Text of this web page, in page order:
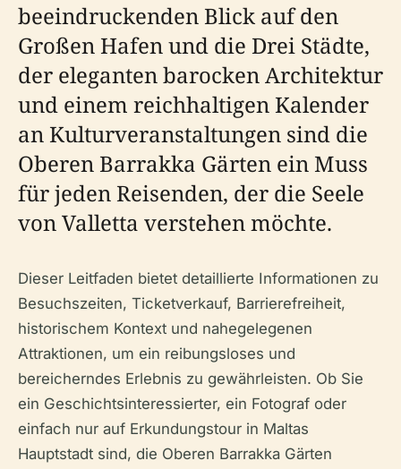
beeindruckenden Blick auf den
Großen Hafen und die Drei Städte,
der eleganten barocken Architektur
und einem reichhaltigen Kalender
an Kulturveranstaltungen sind die
Oberen Barrakka Gärten ein Muss
für jeden Reisenden, der die Seele
von Valletta verstehen möchte.
Dieser Leitfaden bietet detaillierte Informationen zu
Besuchszeiten, Ticketverkauf, Barrierefreiheit,
historischem Kontext und nahegelegenen
Attraktionen, um ein reibungsloses und
bereicherndes Erlebnis zu gewährleisten. Ob Sie
ein Geschichtsinteressierter, ein Fotograf oder
einfach nur auf Erkundungstour in Maltas
Hauptstadt sind, die Oberen Barrakka Gärten